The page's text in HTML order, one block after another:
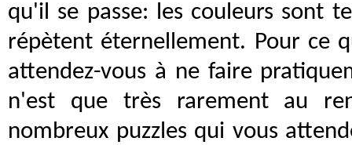
qu'il se passe: les couleurs sont
répètent éternellement. Pour ce
attendez-vous à ne faire
n'est que très rarement au
nombreux puzzles qui vous